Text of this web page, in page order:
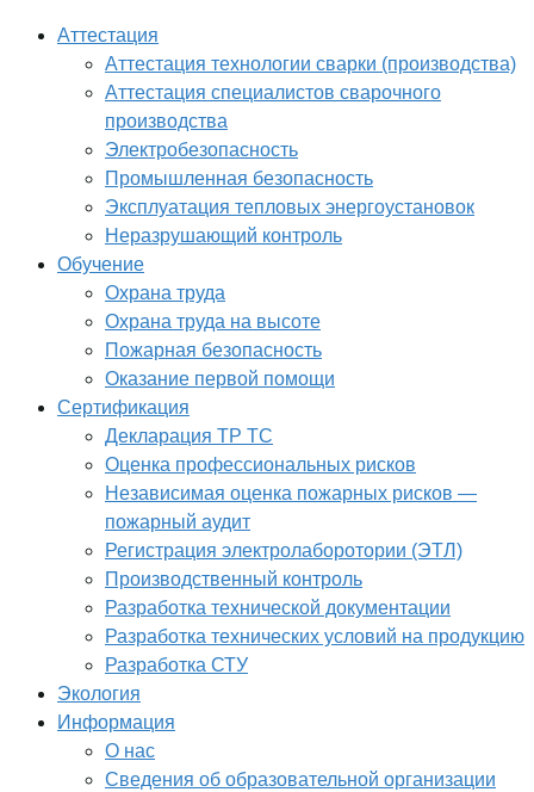
Аттестация
Аттестация технологии сварки (производства)
Аттестация специалистов сварочного
производства
Электробезопасность
Промышленная безопасность
Эксплуатация тепловых энергоустановок
Неразрушающий контроль
Обучение
Охрана труда
Охрана труда на высоте
Пожарная безопасность
Оказание первой помощи
Сертификация
Декларация ТР ТС
Оценка профессиональных рисков
Независимая оценка пожарных рисков —
пожарный аудит
Регистрация электролаборотории (ЭТЛ)
Производственный контроль
Разработка технической документации
Разработка технических условий на продукцию
Разработка СТУ
Экология
Информация
О нас
Сведения об образовательной организации